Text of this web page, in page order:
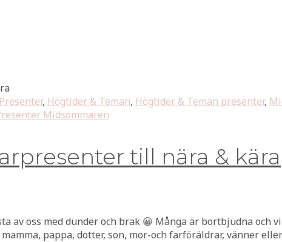
, Högtider & Teman, Högtider & Teman presenter,
Midsommaren
till nära & kära
av oss med dunder och brak 😀 Många är bortbjudna och
pappa, dotter, son, mor-och farföräldrar, vänner